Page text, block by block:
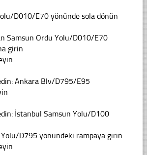
D010/E70 yönünde sola dönün
Samsun Ordu Yolu/D010/E70
girin
Ankara Blv/D795/E95
İstanbul Samsun Yolu/D100
D795 yönündeki rampaya girin